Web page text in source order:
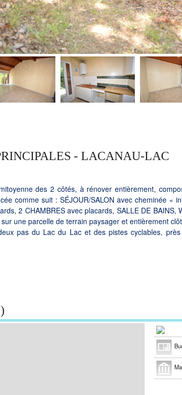
- LACANAU-LAC
des 2 côtés, à rénover entièrement,
comme suit : SÉJOUR/SALON avec cheminée «
2 CHAMBRES avec placards, SALLE DE BAINS,
une parcelle de terrain paysager et entièrement
pas du Lac du Lac et des pistes cyclables,